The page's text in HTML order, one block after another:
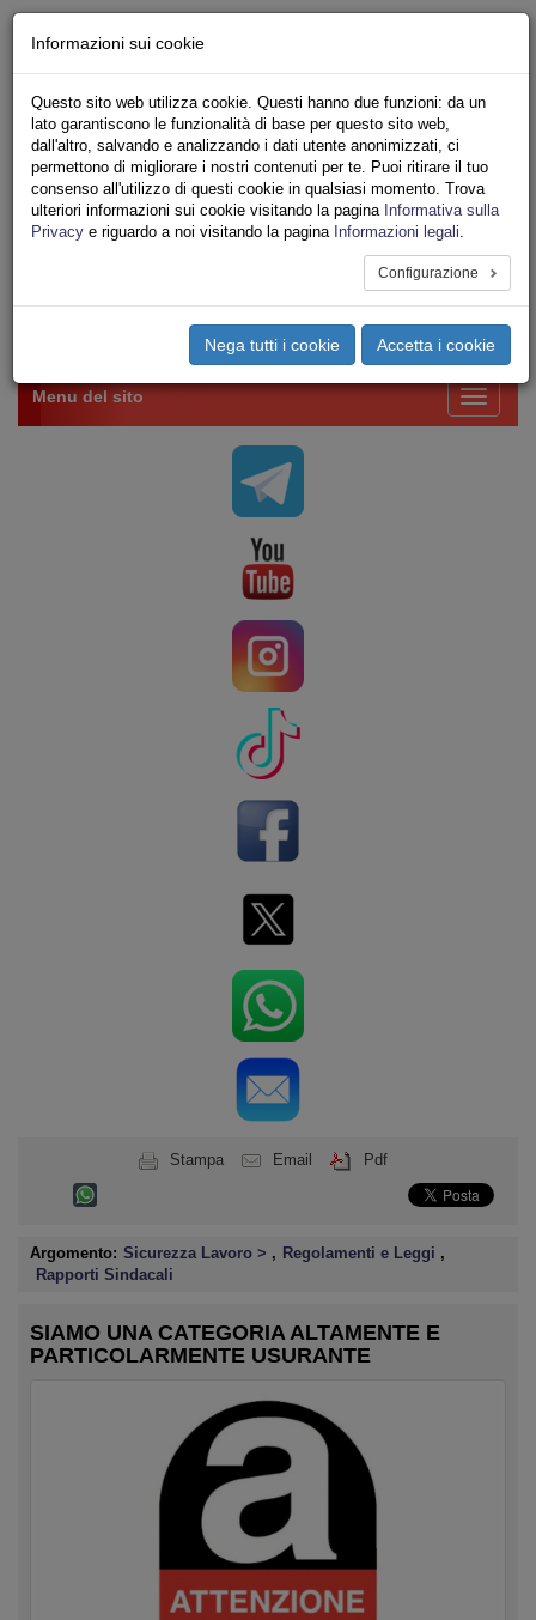
Iscriviti Online
Ricerca
Area Stampa
Privacy
VV.F.
UNIONE SINDACALE DI BASE SETTORE VIGILI
Toggle
Menu del sito
Stampa Email Pdf
Argomento: Sicurezza Lavoro > , Regolamenti e Leggi ,
Rapporti Sindacali
SIAMO UNA CATEGORIA ALTAMENTE E
PARTICOLARMENTE USURANTE
Informazioni sui cookie
Questo sito web utilizza cookie. Questi hanno due funzioni: da un
lato garantiscono le funzionalità di base per questo sito web,
dall'altro, salvando e analizzando i dati utente anonimizzati, ci
permettono di migliorare i nostri contenuti per te. Puoi ritirare il tuo
consenso all'utilizzo di questi cookie in qualsiasi momento. Trova
ulteriori informazioni sui cookie visitando la pagina Informativa sulla
Privacy e riguardo a noi visitando la pagina Informazioni legali.
Configurazione
Nega tutti i cookie Accetta i cookie